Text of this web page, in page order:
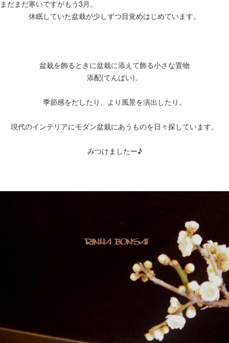
まだまだ寒いですがもう3月。
休眠していた盆栽が少しずつ目覚めはじめています。
盆栽を飾るときに盆栽に添えて飾る小さな置物
添配(てんぱい)。
季節感をだしたり、より風景を演出したり。
現代のインテリアにモダン盆栽にあうものを日々探しています。
みつけましたー♪